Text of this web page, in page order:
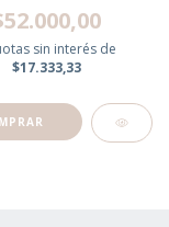
sin interés de
$17.333,33